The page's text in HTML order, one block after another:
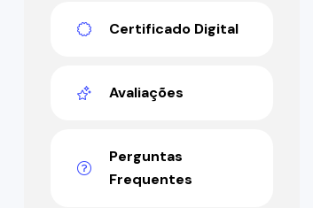
Certificado Digital
Avaliações
Perguntas
Frequentes